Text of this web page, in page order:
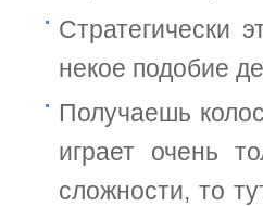
Стратегически
некое подобие
Получаешь
играет очень
сложности, то